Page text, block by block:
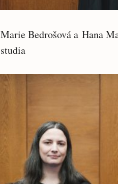
Marie Bedrošová a Hana
studia